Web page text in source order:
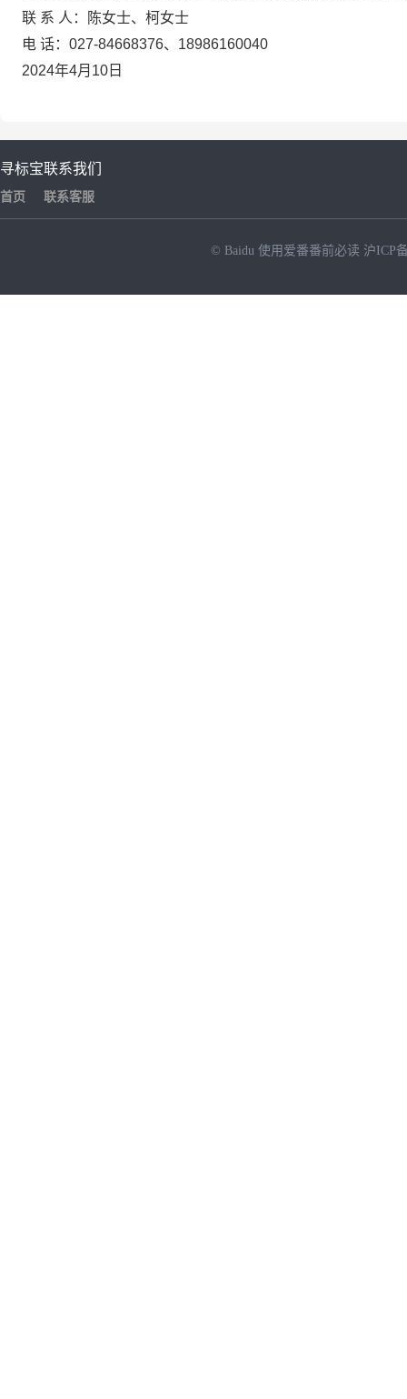
联 系 人：陈女士、柯女士
电 话： 027-84668376、18986160040
2024年4月 10 日
寻标宝
首页
联系我们
联系客服
© Baidu 使用爱番番前必读 沪ICP